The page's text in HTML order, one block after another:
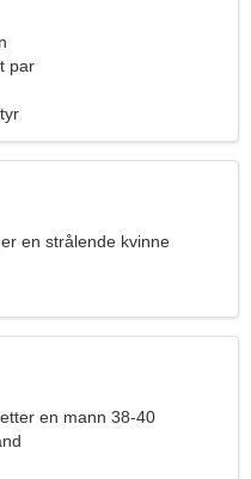
par
en strålende kvinne
en mann 38-40